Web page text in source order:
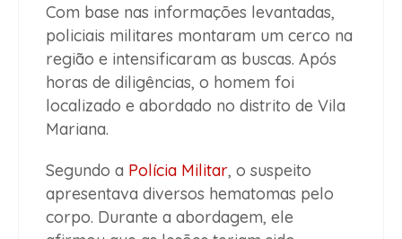
Com base nas informações levantadas,
policiais militares montaram um cerco na
região e intensificaram as buscas. Após
horas de diligências, o homem foi
localizado e abordado no distrito de Vila
Mariana.
Segundo a Polícia Militar, o suspeito
apresentava diversos hematomas pelo
corpo. Durante a abordagem, ele